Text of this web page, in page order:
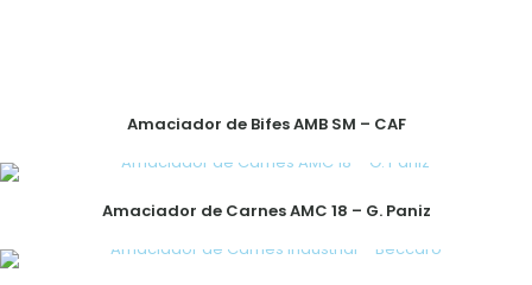
Amaciador de Bifes AMB SM – CAF
Amaciador de Carnes AMC 18 – G. Paniz